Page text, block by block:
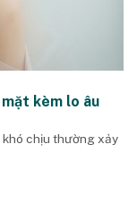
kèm lo âu
khó chịu thường xảy